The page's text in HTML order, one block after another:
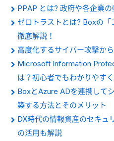
PPAP とは? 政府や各企業
ゼロトラストとは? Boxの
徹底解説！
高度化するサイバー攻撃か
Microsoft Information
は？初心者でもわかりやす
BoxとAzure ADを連携して
築する方法とそのメリット
DX時代の情報資産のセキュ
の活用も解説